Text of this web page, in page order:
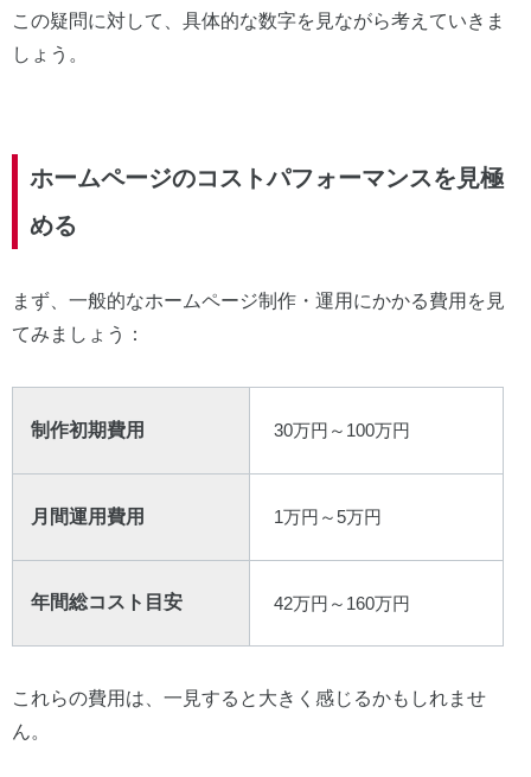
この疑問に対して、具体的な数字を見ながら考えていきま
しょう。
ホームページのコストパフォーマンスを見極
める
まず、一般的なホームページ制作・運用にかかる費用を見
てみましょう：
制作初期費用 30万円～100万円
月間運用費用 1万円～5万円
年間総コスト目安 42万円～160万円
これらの費用は、一見すると大きく感じるかもしれませ
ん。